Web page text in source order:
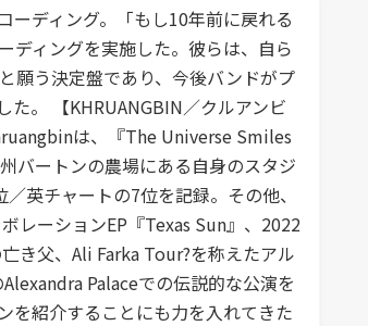
ディング。「もし10年前に戻れる
ディングを実施した。彼らは、自ら
願う決定盤であり、今後バンドがプ
。 【KHRUANGBIN／クルアンビ
は、『The Universe Smiles
バートンの農場にある自身のスタジ
英チャートの7位を記録。その他、
レーションEP『Texas Sun』、2022
き父、Ali Farka Tour?を称えたアル
Palaceでの伝説的な公演を
を紹介することにも力を入れてきた